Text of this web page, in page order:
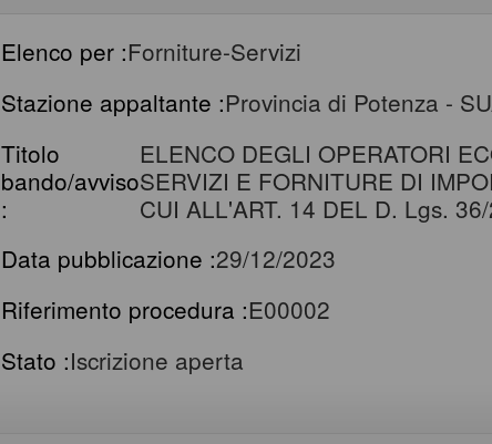
Elenco per :Forniture-Servizi
Stazione appaltante :Provincia di Potenza -
Titolo
bando/avviso
:
ELENCO DEGLI OPERATORI
SERVIZI E FORNITURE DI
CUI ALL'ART. 14 DEL D. Lgs.
Data pubblicazione :29/12/2023
Riferimento procedura :E00002
Stato :Iscrizione aperta